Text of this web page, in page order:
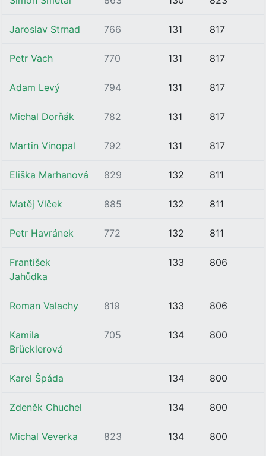
Jaroslav Strnad 766 131 817
Petr Vach 770 131 817
Adam Levý 794 131 817
Michal Dorňák 782 131 817
Martin Vinopal 792 131 817
Eliška Marhanová 829 132 811
Matěj Vlček 885 132 811
Petr Havránek 772 132 811
František
Jahůdka
133 806
Roman Valachy 819 133 806
Kamila
Brücklerová
705 134 800
Karel Špáda 134 800
Zdeněk Chuchel 134 800
Michal Veverka 823 134 800